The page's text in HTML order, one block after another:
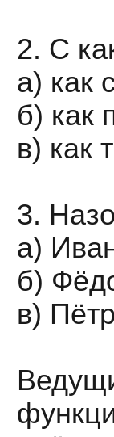
2. С
а) как
б) как
в) как
3.
а)
б)
в)